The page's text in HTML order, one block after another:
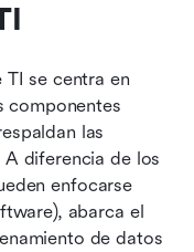
se centra en
componentes
las
enfocarse
abarca el
de datos